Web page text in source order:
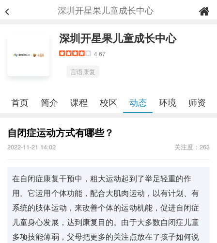
深圳开星果儿童成长中心
深圳开星果儿童成长中心
4.67
言语康复
首页 简介 课程 校区 动态 环境 师资
自闭症运动方式有哪些？
2022-11-21 14:02 关注度：263
在自闭症康复干预中，粗大运动起到了举足轻重的作
用。它运用个体功能，配合大肌肉运动，以有计划、有
系统的肢体运动，来改善个体的运动机能，促进自闭症
儿童身心发展，达到康复目的。由于大多数自闭症儿童
多项技能薄弱，父母把更多的关注点放在了孩子如何说